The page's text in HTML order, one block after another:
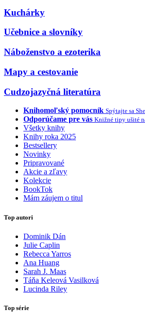
Kuchárky
Učebnice a slovníky
Náboženstvo a ezoterika
Mapy a cestovanie
Cudzojazyčná literatúra
Knihomoľský pomocník Spýtajte sa
Odporúčame pre vás Knižné tipy ušité
Všetky knihy
Knihy roka 2025
Bestsellery
Novinky
Pripravované
Akcie a zľavy
Kolekcie
BookTok
Mám záujem o titul
Top autori
Dominik Dán
Julie Caplin
Rebecca Yarros
Ana Huang
Sarah J. Maas
Táňa Keleová Vasilková
Lucinda Riley
Top série